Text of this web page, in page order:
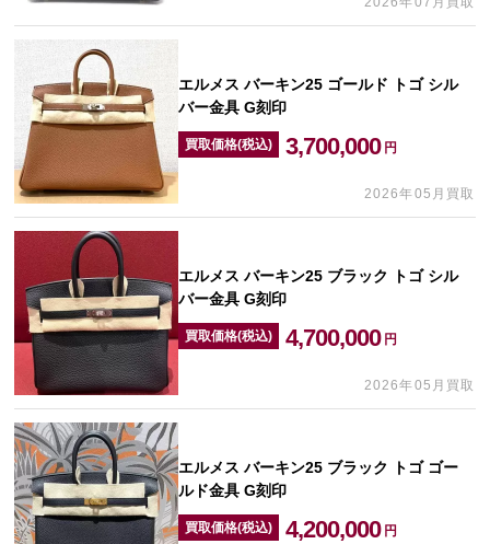
エルメス バーキン25 ゴールド トゴ シル
バー金具 G刻印
買取価格(税込) 3,700,000 円
2026年05月買取
エルメス バーキン25 ブラック トゴ シル
バー金具 G刻印
買取価格(税込) 4,700,000 円
2026年05月買取
エルメス バーキン25 ブラック トゴ ゴー
ルド金具 G刻印
買取価格(税込) 4,200,000 円